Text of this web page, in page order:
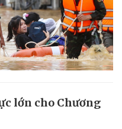
lớn cho Chương